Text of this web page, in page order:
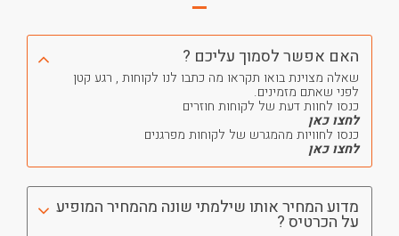
האם אפשר לסמוך עליכם ?
שאלה מצוינת בואו תקראו מה כתבו לנו לקוחות , רגע קטן
לפני שאתם מזמינים.
כנסו לחוות דעת של לקוחות חוזרים
לחצו כאן
כנסו לחוויות מהמגרש של לקוחות מפרגנים
לחצו כאן
מדוע המחיר אותו שילמתי שונה מהמחיר המופיע
על הכרטיס ?